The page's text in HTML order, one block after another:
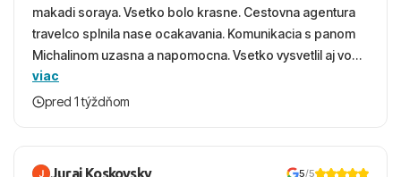
makadi soraya. Vsetko bolo krasne. Cestovna agentura
travelco splnila nase ocakavania. Komunikacia s panom
Michalinom uzasna a napomocna. Vsetko vysvetlil aj vo
vecernych hodinach zaco sa ospravedlnujem. Hotel
krasny, cisty. Sluzby top. Strava, prostredie, more,
viac
pred 1 týždňom
Juraj Koskovsky 5/5